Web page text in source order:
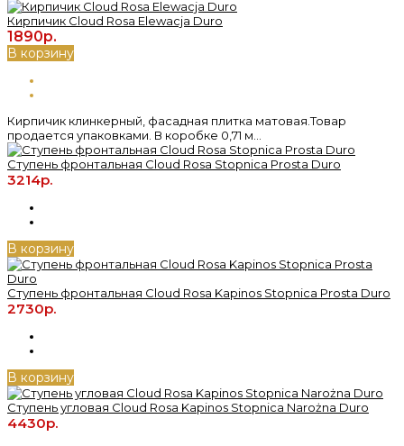
Кирпичик Cloud Rosa Elewacja Duro
1890р.
В корзину
Кирпичик клинкерный, фасадная плитка матовая.Товар
продается упаковками. В коробке 0,71 м...
Ступень фронтальная Cloud Rosa Stopnica Prosta Duro
3214р.
В корзину
Ступень фронтальная Cloud Rosa Kapinos Stopnica Prosta Duro
2730р.
В корзину
Ступень угловая Cloud Rosa Kapinos Stopnica Narożna Duro
4430р.